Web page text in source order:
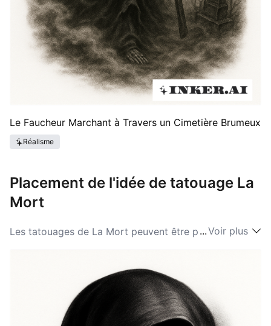
Le Faucheur Marchant à Travers un Cimetière Brumeux
Réalisme
Placement de l'idée de tatouage La
Mort
Les tatouages de La Mort peuvent être polyvalents en
le dos et la cuisse, qui offrent amplement d'espace
pour un artwork complexe. Les idées de La Mort plus
petites peuvent bien s'adapter sur le poignet, l'épaule,
ou même le cou pour une déclaration plus visible. Le
...Voir plus